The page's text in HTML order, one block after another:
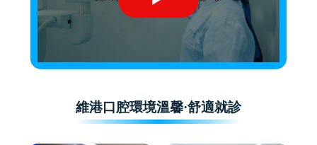
維港口腔環境溫馨·舒適就診